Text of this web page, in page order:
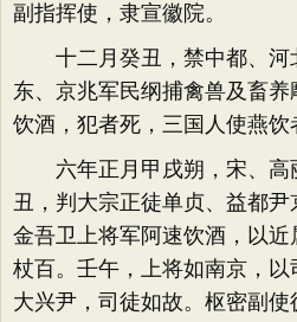
副指挥使，隶宣徽院。
十二月癸丑，禁中都、河
东、京兆军民纲捕禽兽及畜
饮酒，犯者死，三国人使燕饮
六年正月甲戌朔，宋、高
丑，判大宗正徒单贞、益都尹
金吾卫上将军阿速饮酒，以
杖百。壬午，上将如南京，
大兴尹，司徒如故。枢密副